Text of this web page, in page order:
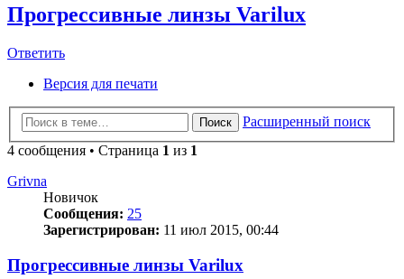
Прогрессивные линзы Varilux
Ответить
Версия для печати
Поиск
Расширенный поиск
4 сообщения • Страница 1 из 1
Grivna
Новичок
Сообщения: 25
Зарегистрирован: 11 июл 2015, 00:44
Прогрессивные линзы Varilux